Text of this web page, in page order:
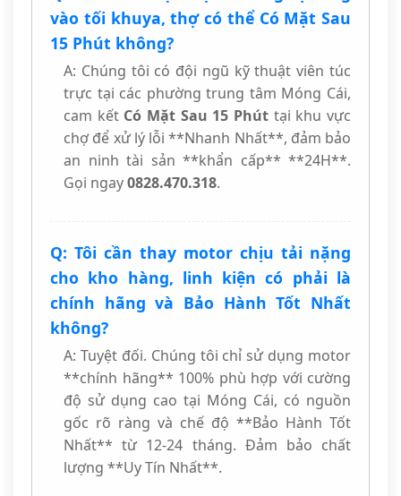
vào tối khuya, thợ có thể Có Mặt Sau
15 Phút không?
A: Chúng tôi có đội ngũ kỹ thuật viên túc
trực tại các phường trung tâm Móng Cái,
cam kết Có Mặt Sau 15 Phút tại khu vực
chợ để xử lý lỗi **Nhanh Nhất**, đảm bảo
an ninh tài sản **khẩn cấp** **24H**.
Gọi ngay0828.470.318.
Q: Tôi cần thay motor chịu tải nặng
cho kho hàng, linh kiện có phải là
chính hãng và Bảo Hành Tốt Nhất
không?
A: Tuyệt đối. Chúng tôi chỉ sử dụng motor
**chính hãng** 100% phù hợp với cường
độ sử dụng cao tại Móng Cái, có nguồn
gốc rõ ràng và chế độ **Bảo Hành Tốt
Nhất** từ 12-24 tháng. Đảm bảo chất
lượng **Uy Tín Nhất**.